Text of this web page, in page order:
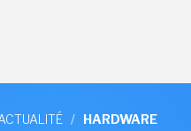
/ HARDWARE